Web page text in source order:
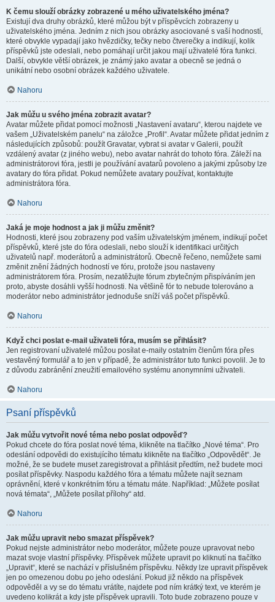
K čemu slouží obrázky zobrazené u mého uživatelského jména?
Existují dva druhy obrázků, které můžou být v příspěvcích zobrazeny u
uživatelského jména. Jedním z nich jsou obrázky asociované s vaší hodností,
které obvykle vypadají jako hvězdičky, tečky nebo čtverečky a indikují, kolik
příspěvků jste odeslali, nebo pomáhají určit jakou mají uživatelé fóra funkci.
Další, obvykle větší obrázek, je známý jako avatar a obecně se jedná o
unikátní nebo osobní obrázek každého uživatele.
Nahoru
Jak můžu u svého jména zobrazit avatar?
Avatar můžete přidat pomocí možnosti „Nastavení avataru“, kterou najdete ve
vašem „Uživatelském panelu“ na záložce „Profil“. Avatar můžete přidat jedním z
následujících způsobů: použít Gravatar, vybrat si avatar v Galerii, použít
vzdálený avatar (z jiného webu), nebo avatar nahrát do tohoto fóra. Záleží na
administrátorovi fóra, jestli je používání avatarů povoleno a jakými způsoby lze
avatary do fóra přidat. Pokud nemůžete avatary používat, kontaktujte
administrátora fóra.
Nahoru
Jaká je moje hodnost a jak ji můžu změnit?
Hodnosti, které jsou zobrazeny pod vaším uživatelským jménem, indikují počet
příspěvků, které jste do fóra odeslali, nebo slouží k identifikaci určitých
uživatelů např. moderátorů a administrátorů. Obecně řečeno, nemůžete sami
změnit znění žádných hodností ve fóru, protože jsou nastaveny
administrátorem fóra. Prosím, nezatěžujte fórum zbytečným přispíváním jen
proto, abyste dosáhli vyšší hodnosti. Na většině fór to nebude tolerováno a
moderátor nebo administrátor jednoduše sníží váš počet příspěvků.
Nahoru
Když chci poslat e-mail uživateli fóra, musím se přihlásit?
Jen registrovaní uživatelé můžou posílat e-maily ostatním členům fóra přes
vestavěný formulář a to jen v případě, že administrátor tuto funkci povolil. Je to
z důvodu zabránění zneužití emailového systému anonymními uživateli.
Nahoru
Psaní příspěvků
Jak můžu vytvořit nové téma nebo poslat odpověď?
Pokud chcete do fóra poslat nové téma, klikněte na tlačítko „Nové téma“. Pro
odeslání odpovědi do existujícího tématu klikněte na tlačítko „Odpovědět“. Je
možné, že se budete muset zaregistrovat a přihlásit předtím, než budete moci
posílat příspěvky. Naspodu každého fóra a tématu můžete najít seznam
oprávnění, které v konkrétním fóru a tématu máte. Například: „Můžete posílat
nová témata“, „Můžete posílat přílohy“ atd.
Nahoru
Jak můžu upravit nebo smazat příspěvek?
Pokud nejste administrátor nebo moderátor, můžete pouze upravovat nebo
mazat svoje vlastní příspěvky. Příspěvek můžete upravit po kliknutí na tlačítko
„Upravit“, které se nachází v příslušném příspěvku. Někdy lze upravit příspěvek
jen po omezenou dobu po jeho odeslání. Pokud již někdo na příspěvek
odpověděl a vy se do tématu vrátíte, najdete pod ním krátký text, ve kterém je
uvedeno kolikrát a kdy jste příspěvek upravili. Toto bude zobrazeno pouze v